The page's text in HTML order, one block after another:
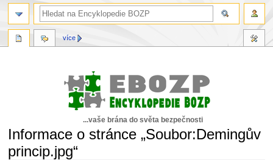
...vaše brána do světa bezpečnosti
Informace o stránce „Soubor:Demingův
princip.jpg“
více